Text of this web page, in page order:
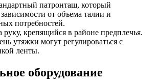
патронташ, который
от объема талии и
потребностей.
крепящийся в районе предплечья.
утяжки могут регулироваться с
ленты.
оборудование